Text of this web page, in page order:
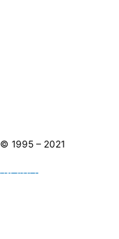
© 1995 – 2021